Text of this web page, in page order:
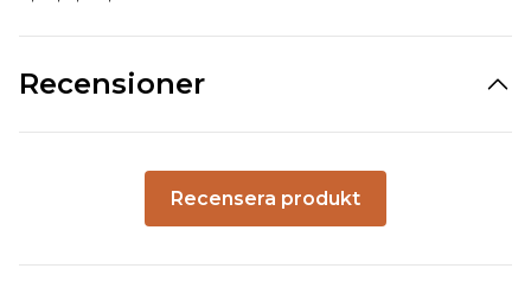
Recensioner
Recensera produkt